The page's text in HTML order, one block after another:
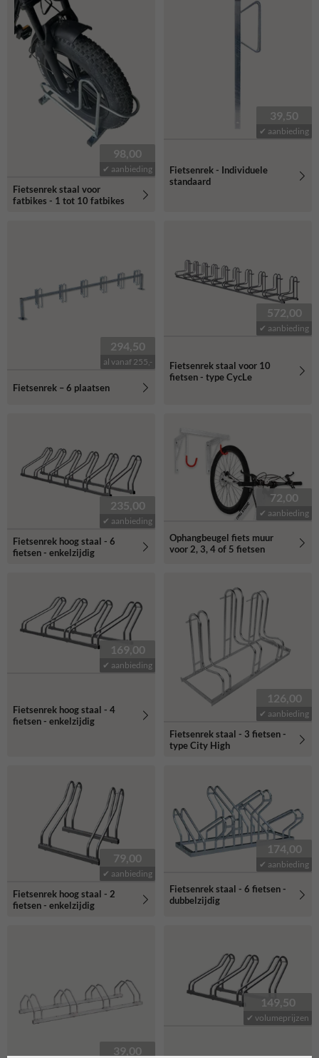
98,00
✔ aanbieding
Fietsenrek staal voor
fatbikes - 1 tot 10 fatbikes
39,50
✔ aanbieding
Fietsenrek - Individuele
standaard
294,50
al vanaf 255,-
Fietsenrek – 6 plaatsen
572,00
✔ aanbieding
Fietsenrek staal voor 10
fietsen - type CycLe
235,00
✔ aanbieding
Fietsenrek hoog staal - 6
fietsen - enkelzijdig
72,00
✔ aanbieding
Ophangbeugel fiets muur
voor 2, 3, 4 of 5 fietsen
169,00
✔ aanbieding
Fietsenrek hoog staal - 4
fietsen - enkelzijdig
126,00
✔ aanbieding
Fietsenrek staal - 3 fietsen -
type City High
79,00
✔ aanbieding
Fietsenrek hoog staal - 2
fietsen - enkelzijdig
174,00
✔ aanbieding
Fietsenrek staal - 6 fietsen -
dubbelzijdig
39,00
149,50
✔ volumeprijzen